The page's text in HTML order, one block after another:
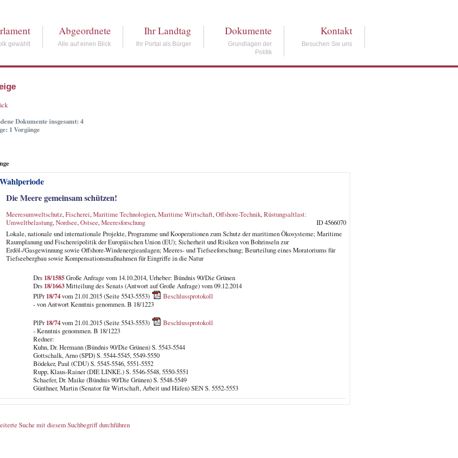
gewählt
Abgeordnete
Alle auf einen Blick
Ihr Landtag
Ihr Portal als Bürger
Dokumente
Grundlagen der
Politik
Kontakt
Besuchen Sie uns
Dokumente insgesamt: 4
1 Vorgänge
Die Meere gemeinsam schützen!
Meeresumweltschutz,Fischerei,Maritime Technologien,Maritime Wirtschaft,Offshore-Technik,Rüstungsaltlast:
Umweltbelastung,Nordsee,Ostsee,Meeresforschung
ID 4566070
Lokale, nationale und internationale Projekte, Programme und Kooperationen zum Schutz der maritimen Ökosysteme; Maritime
Raumplanung und Fischereipolitik der Europäischen Union (EU); Sicherheit und Risiken von Bohrinseln zur
Erdöl-/Gasgewinnung sowie Offshore-Windenergieanlagen; Meeres- und Tiefseeforschung; Beurteilung eines Moratoriums für
Tiefseebergbau sowie Kompensationsmaßnahmen für Eingriffe in die Natur
Drs 18/1585Große Anfrage vom 14.10.2014, Urheber: Bündnis 90/Die Grünen
Drs 18/1663Mitteilung des Senats (Antwort auf Große Anfrage) vom 09.12.2014
PlPr18/74vom 21.01.2015 (Seite 5543-5553)
Beschlussprotokoll
- von Antwort Kenntnis genommen. B 18/1223
PlPr18/74vom 21.01.2015 (Seite 5543-5553)
Beschlussprotokoll
- Kenntnis genommen. B 18/1223
Redner:
Kuhn, Dr. Hermann (Bündnis 90/Die Grünen) S. 5543-5544
Gottschalk, Arno (SPD) S. 5544-5545, 5549-5550
Bödeker, Paul (CDU) S. 5545-5546, 5551-5552
Rupp, Klaus-Rainer (DIE LINKE.) S. 5546-5548, 5550-5551
Schaefer, Dr. Maike (Bündnis 90/Die Grünen) S. 5548-5549
Günthner, Martin (Senator für Wirtschaft, Arbeit und Häfen) SEN S. 5552-5553
Suche mit diesem Suchbegriff durchführen